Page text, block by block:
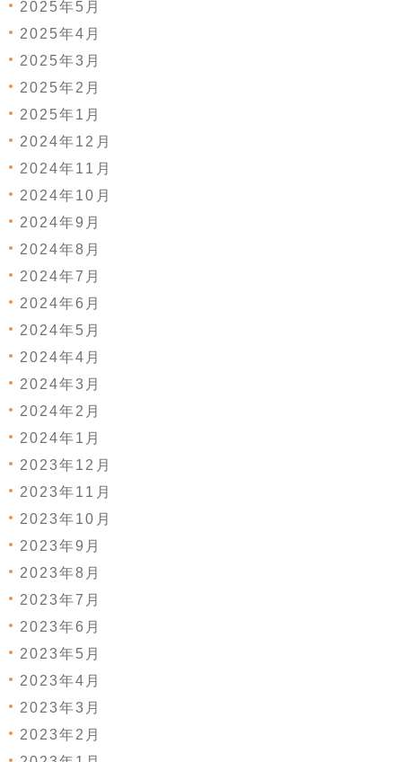
2025年5月
2025年4月
2025年3月
2025年2月
2025年1月
2024年12月
2024年11月
2024年10月
2024年9月
2024年8月
2024年7月
2024年6月
2024年5月
2024年4月
2024年3月
2024年2月
2024年1月
2023年12月
2023年11月
2023年10月
2023年9月
2023年8月
2023年7月
2023年6月
2023年5月
2023年4月
2023年3月
2023年2月